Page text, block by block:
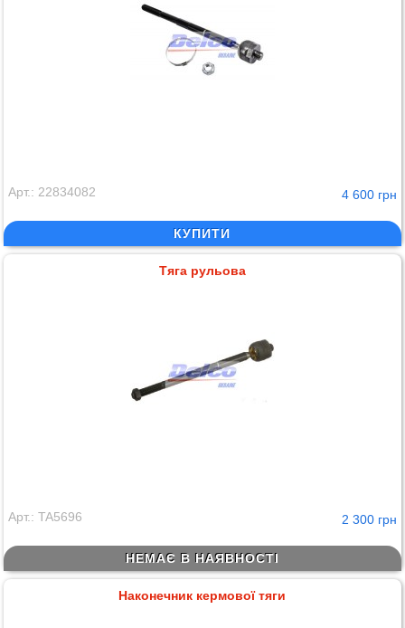
Арт.: 22834082 4 600 грн
КУПИТИ
Тяга рульова
Арт.: TA5696 2 300 грн
НЕМАЄ В НАЯВНОСТІ
Наконечник кермової тяги